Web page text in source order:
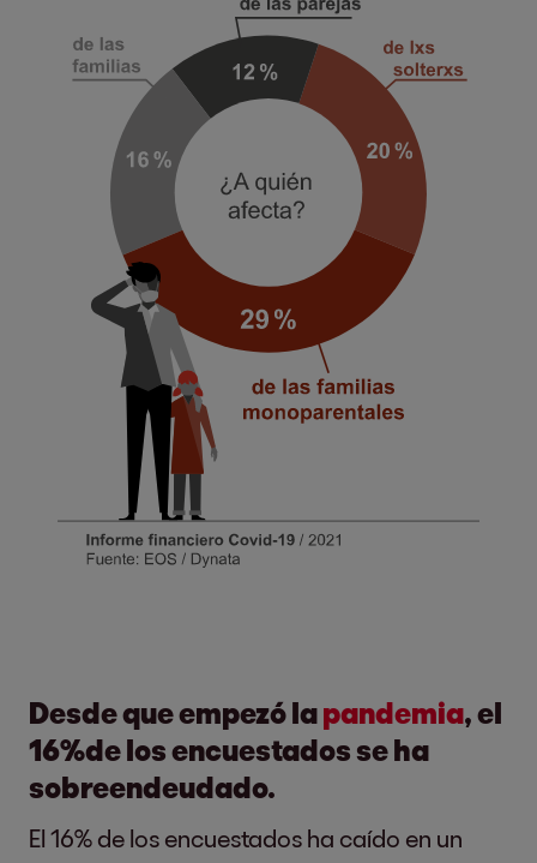
Desde que empezó lapandemia, el
16%de los encuestados se ha
sobreendeudado.
El 16% de los encuestados ha caído en un